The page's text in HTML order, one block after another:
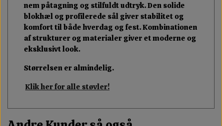
nem påtagning og stilfuldt udtryk. Den solide
blokhæl og profilerede sål giver stabilitet og
komfort til både hverdag og fest. Kombinationen
af strukturer og materialer giver et moderne og
eksklusivt look.
Størrelsen er almindelig.
Klik her for alle støvler!